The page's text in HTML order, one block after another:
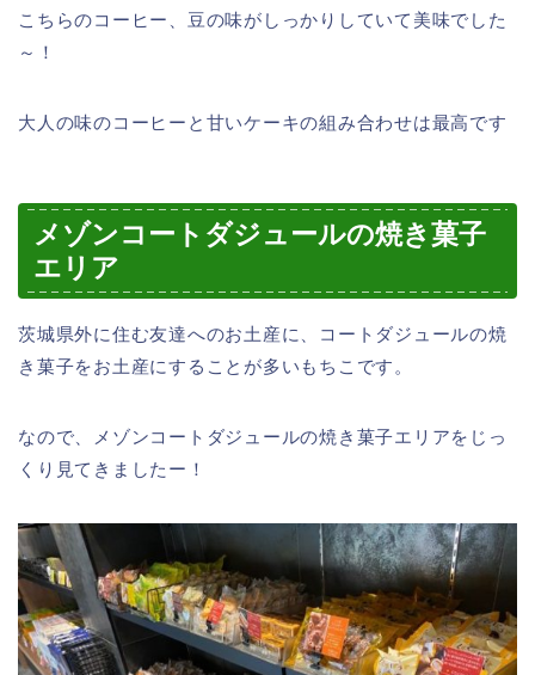
こちらのコーヒー、豆の味がしっかりしていて美味でした
～！
大人の味のコーヒーと甘いケーキの組み合わせは最高です
メゾンコートダジュールの焼き菓子
エリア
茨城県外に住む友達へのお土産に、コートダジュールの焼
き菓子をお土産にすることが多いもちこです。
なので、メゾンコートダジュールの焼き菓子エリアをじっ
くり見てきましたー！